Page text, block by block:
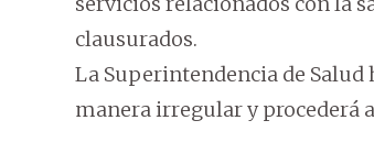
clausurados.
La Superintendencia de
manera irregular y procederá